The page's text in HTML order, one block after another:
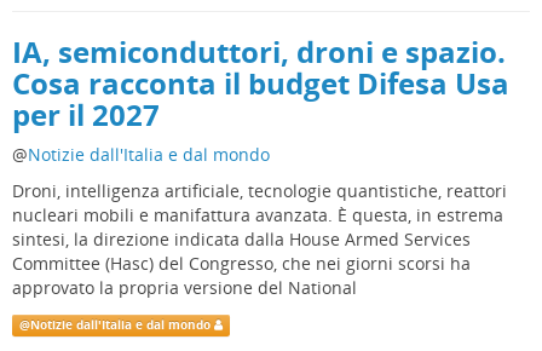
IA, semiconduttori, droni e spazio.
Cosa racconta il budget Difesa Usa
per il 2027
@Notizie dall'Italia e dal mondo
Droni, intelligenza artificiale, tecnologie quantistiche, reattori
nucleari mobili e manifattura avanzata. È questa, in estrema
sintesi, la direzione indicata dalla House Armed Services
Committee (Hasc) del Congresso, che nei giorni scorsi ha
approvato la propria versione del National
@Notizie dall'Italia e dal mondo